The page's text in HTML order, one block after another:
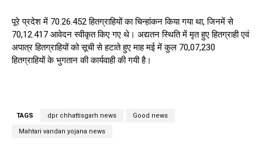
पूरे प्रदेश में 70.26.452 हितग्राहियों का चिन्हांकन किया गया था, जिनमें से
70,12.417 आवेदन स्वीकृत किए गए थे। अद्यतन स्थिति में मृत हुए हितग्राही एवं
अपात्र हितग्राहियों को सूची से हटाते हुए माह मई में कुल 70,07,230
हितग्राहियों के भुगतान की कार्यवाही की गयी है।
TAGS dpr chhattisgarh news Good news
Mahtari vandan yojana news